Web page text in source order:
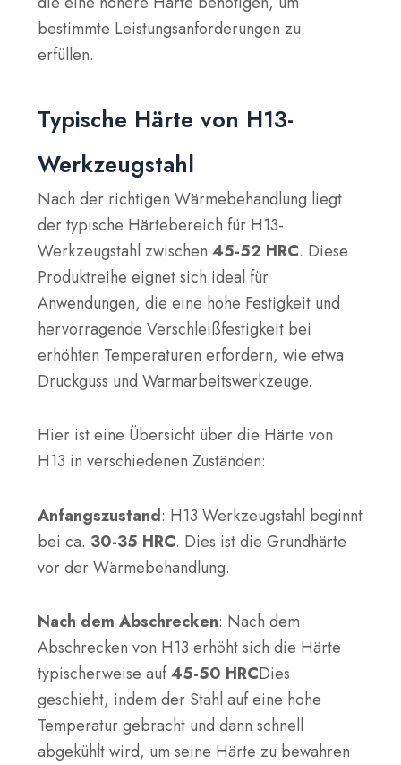
bestimmte Leistungsanforderungen zu
erfüllen.
Typische Härte von H13-
Werkzeugstahl
Nach der richtigen Wärmebehandlung liegt
der typische Härtebereich für H13-
Werkzeugstahl zwischen45-52 HRC. Diese
Produktreihe eignet sich ideal für
Anwendungen, die eine hohe Festigkeit und
hervorragende Verschleißfestigkeit bei
erhöhten Temperaturen erfordern, wie etwa
Druckguss und Warmarbeitswerkzeuge.
Hier ist eine Übersicht über die Härte von
H13 in verschiedenen Zuständen:
Anfangszustand: H13 Werkzeugstahl beginnt
bei ca. 30-35 HRC. Dies ist die Grundhärte
vor der Wärmebehandlung.
Nach dem Abschrecken: Nach dem
Abschrecken von H13 erhöht sich die Härte
typischerweise auf45-50 HRCDies
geschieht, indem der Stahl auf eine hohe
Temperatur gebracht und dann schnell
abgekühlt wird, um seine Härte zu bewahren